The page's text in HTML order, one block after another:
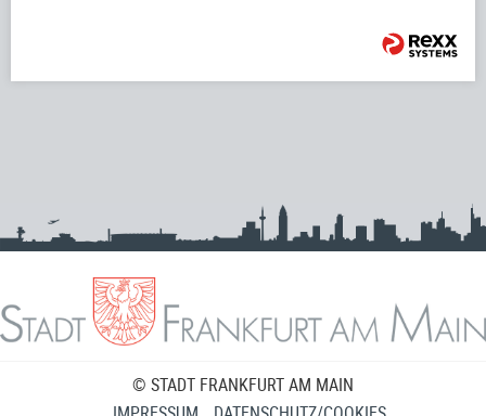
© STADT FRANKFURT AM MAIN